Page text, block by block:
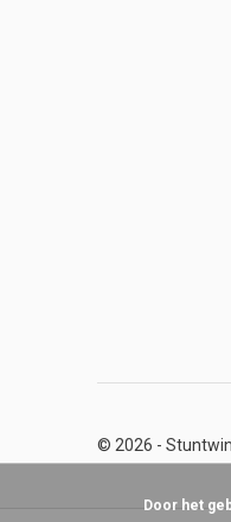
© 2026 -
Door het